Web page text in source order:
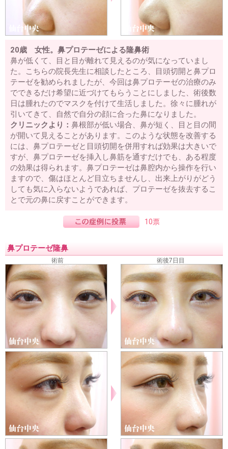
20歳 女性。鼻プロテーゼによる隆鼻術
鼻が低くて、目と目が離れて見えるのが気になっていまし
た。こちらの院長先生に相談したところ、目頭切開と鼻プロ
テーゼを勧められましたが、今回は鼻プロテーゼの治療のみ
でできるだけ希望に近づけてもらうことにしました、術後数
日は腫れたのでマスクを付けて生活しました。徐々に腫れが
引いてきて、自然で自分の顔に合った鼻になりました。
クリニックより： 鼻根部が低い場合、鼻が短く、目と目の間
が開いて見えることがあります。このような状態を改善する
には、鼻プロテーゼと目頭切開を併用すれば効果は大きいで
すが、鼻プロテーゼを挿入し鼻筋を通すだけでも、ある程度
の効果は得られます。鼻プロテーゼは鼻腔内から操作を行い
ますので、傷はほとんど目立ちませんし、出来上がりがどう
しても気に入らないようであれば、プロテーゼを抜去するこ
とで元の鼻に戻すことができます。
10票
鼻プロテーゼ隆鼻
術前 術後7日目